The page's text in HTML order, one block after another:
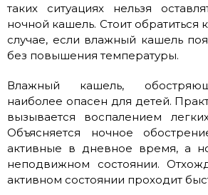
таких ситуациях нельзя
ночной кашель. Стоит обратиться
случае, если влажный кашель
без повышения температуры.
Влажный кашель,
наиболее опасен для детей.
вызывается воспалением
Объясняется ночное
активные в дневное время, а
неподвижном состоянии.
активном состоянии проходит